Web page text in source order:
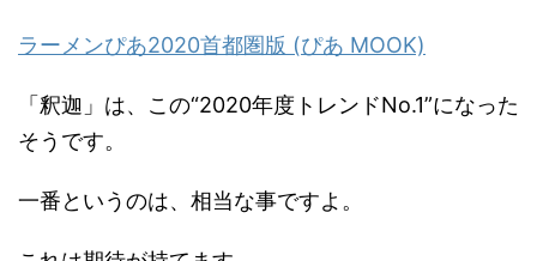
ラーメンぴあ2020首都圏版 (ぴあ MOOK)
「釈迦」は、この“2020年度トレンドNo.1”になった
そうです。
一番というのは、相当な事ですよ。